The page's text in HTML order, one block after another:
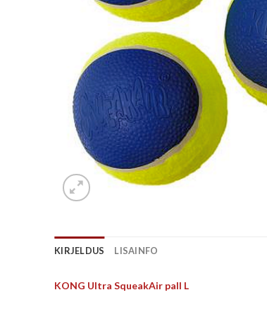
KIRJELDUS LISAINFO
KONG Ultra SqueakAir pall L